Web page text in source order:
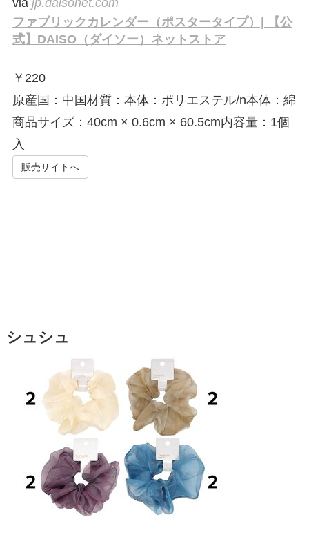
via jp.daisonet.com
ファブリックカレンダー（ポスタータイプ）| 【公
式】DAISO（ダイソー）ネットストア
￥ 220
原産国：中国材質：本体：ポリエステル/n本体：綿
商品サイズ：40cm × 0.6cm × 60.5cm内容量：1個
入
販売サイトへ
シュシュ